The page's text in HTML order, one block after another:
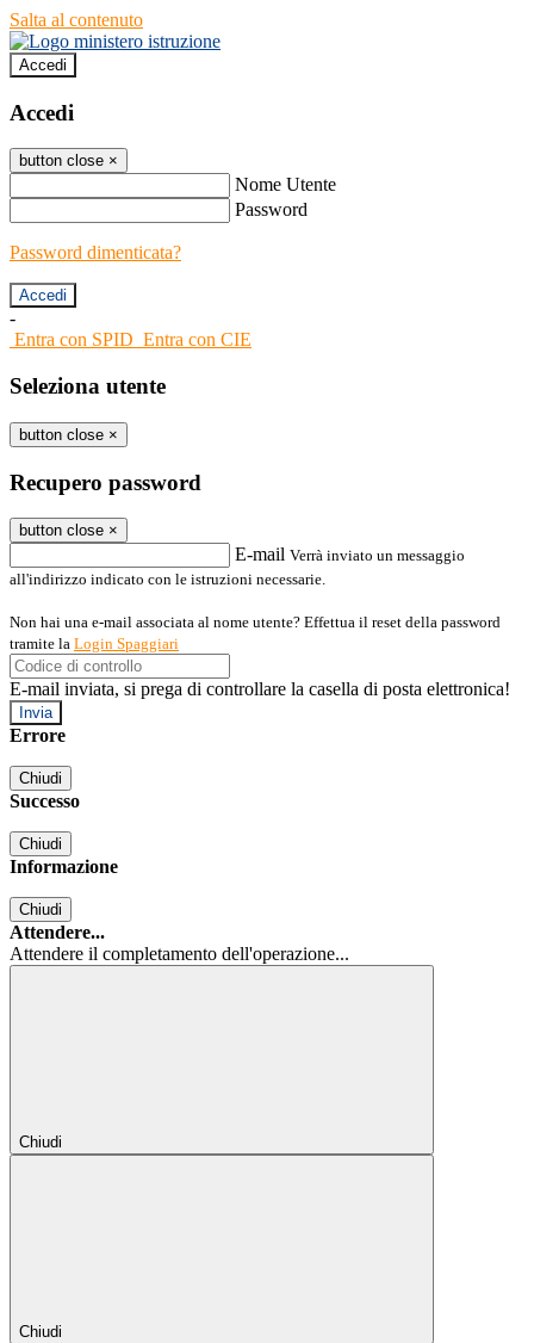
Salta al contenuto
Accedi
Accedi
button close ×
Nome Utente
Password
Password dimenticata?
-
Entra con SPID Entra con CIE
Seleziona utente
button close ×
Recupero password
button close ×
E-mail Verrà inviato un messaggio
all'indirizzo indicato con le istruzioni necessarie.
Non hai una e-mail associata al nome utente? Effettua il reset della password
tramite la Login Spaggiari
E-mail inviata, si prega di controllare la casella di posta elettronica!
Errore
Chiudi
Successo
Chiudi
Informazione
Chiudi
Attendere...
Attendere il completamento dell'operazione...
Chiudi
Chiudi